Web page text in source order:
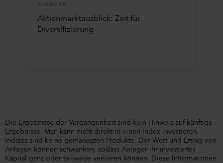
AUSBLICK
Aktienmarktausblick: Zeit für
Diversifizierung
Die Ergebnisse der Vergangenheit sind kein Hinweis auf künftige
Ergebnisse. Man kann nicht direkt in einen Index investieren.
Indizes sind keine gemanagten Produkte. Der Wert und Ertrag von
Anlagen können schwanken, sodass Anleger ihr investiertes
Kapital ganz oder teilweise verlieren können. Diese Informationen